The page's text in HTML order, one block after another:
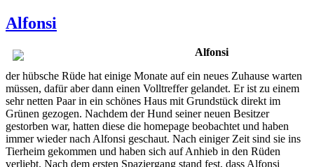
Alfonsi
Alfonsi
der hübsche Rüde hat einige Monate auf ein neues Zuhause warten
müssen, dafür aber dann einen Volltreffer gelandet. Er ist zu einem
sehr netten Paar in ein schönes Haus mit Grundstück direkt im
Grünen gezogen. Nachdem der Hund seiner neuen Besitzer
gestorben war, hatten diese die homepage beobachtet und haben
immer wieder nach Alfonsi geschaut. Nach einiger Zeit sind sie ins
Tierheim gekommen und haben sich auf Anhieb in den Rüden
verliebt. Nach dem ersten Spaziergang stand fest, dass Alfonsi